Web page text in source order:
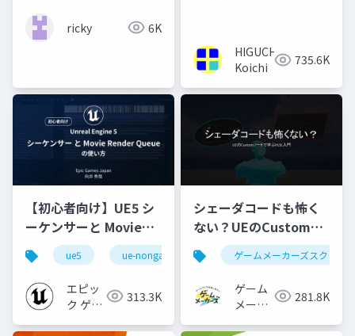
ricky 6K
HIGUCHI
Koichi
735.6K
【初心者向け】UE5 シ
ーケンサーと Movie
Render Queue の使い
方【Cinematic Dive
2023】
ue5 ue-nongame
エピッ
ク ゲー
313.3K
シェーダコードも怖く
ない？UEのCustomノ
ードで学ぶHLSL入門
ゲームメーカーズスクラン
ゲーム
メーカ
281.8K